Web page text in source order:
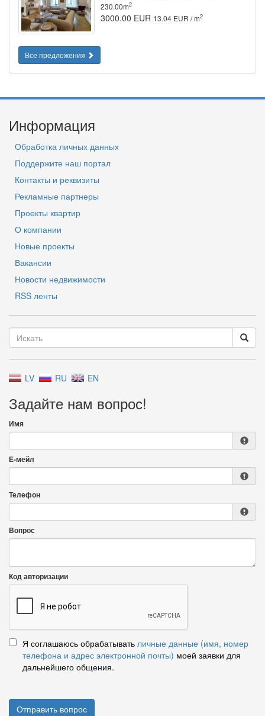
230.00m2
3000.00 EUR 13.04 EUR / m2
Все предложения
Информация
Обработка личных данных
Поддержите наш портал
Контакты и реквизиты
Рекламные партнеры
Проекты квартир
О компании
Новые проекты
Вакансии
Новости недвижимости
RSS ленты
LV RU EN
Задайте нам вопрос!
Имя
Е-мейл
Телефон
Вопрос
Код авторизации
Я соглашаюсь обрабатывать личные данные (имя, номер
телефона и адрес электронной почты) моей заявки для
дальнейшего общения.
Отправить вопрос